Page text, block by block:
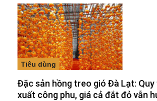
Tiêu dùng
Đặc sản hồng treo gió Đà Lạt: Quy
xuất công phu, giá cả đắt đỏ vẫn